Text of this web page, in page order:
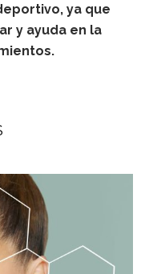
ya que
y ayuda en la